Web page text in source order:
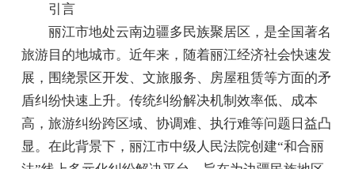
引言
丽江市地处云南边疆多民族聚居区，是全国著名
旅游目的地城市。近年来，随着丽江经济社会快速发
展，围绕景区开发、文旅服务、房屋租赁等方面的矛
盾纠纷快速上升。传统纠纷解决机制效率低、成本
高，旅游纠纷跨区域、协调难、执行难等问题日益凸
显。在此背景下，丽江市中级人民法院创建“和合丽